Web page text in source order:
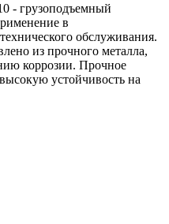
- грузоподъемный
в
обслуживания.
из прочного металла,
коррозии. Прочное
устойчивость на